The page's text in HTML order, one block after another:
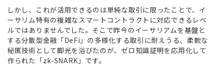
しかし、これが活用できるのは単純な取引に限ったことで、イ
ーサリム特有の複雑なスマートコントラクトに対応できるレベ
ルではありませんでした。そこで昨今のイーサリアムを基盤と
する分散型金融「DeFi」の多様化する取引に耐えうる、柔軟な
秘匿技術として脚光を浴びたのが、ゼロ知識証明を応用化して
作られた「zk-SNARK」です。